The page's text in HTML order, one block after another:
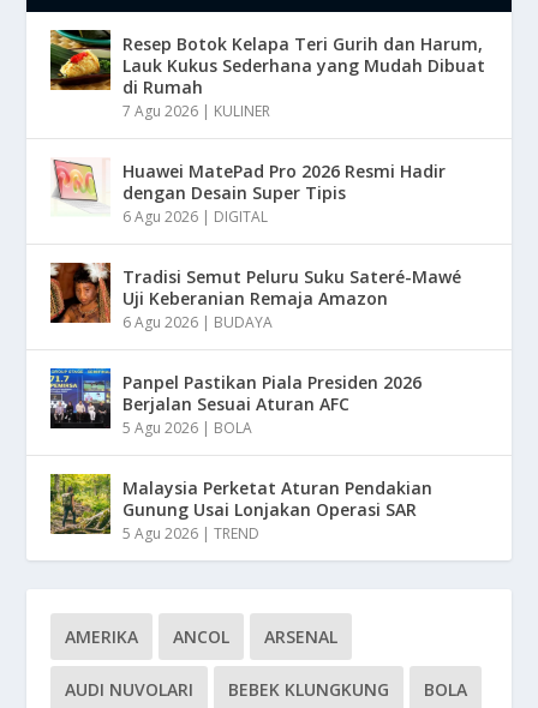
Resep Botok Kelapa Teri Gurih dan Harum,
Lauk Kukus Sederhana yang Mudah Dibuat
di Rumah
7 Agu 2026 | KULINER
Huawei MatePad Pro 2026 Resmi Hadir
dengan Desain Super Tipis
6 Agu 2026 | DIGITAL
Tradisi Semut Peluru Suku Sateré-Mawé
Uji Keberanian Remaja Amazon
6 Agu 2026 | BUDAYA
Panpel Pastikan Piala Presiden 2026
Berjalan Sesuai Aturan AFC
5 Agu 2026 | BOLA
Malaysia Perketat Aturan Pendakian
Gunung Usai Lonjakan Operasi SAR
5 Agu 2026 |TREND
AMERIKA ANCOL ARSENAL
AUDI NUVOLARI BEBEK KLUNGKUNG BOLA